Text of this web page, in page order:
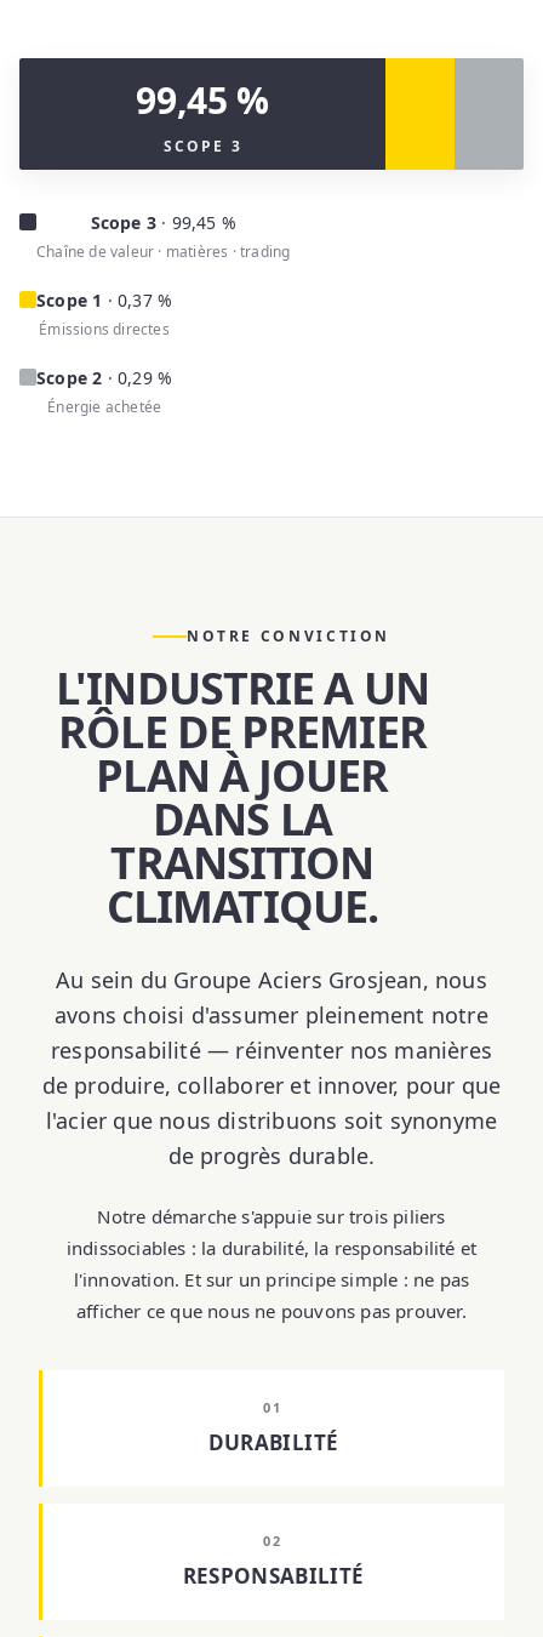
99,45 %
SCOPE 3
Scope 3· 99,45 %
Chaîne de valeur · matières · trading
Scope 1 · 0,37 %
Émissions directes
Scope 2 · 0,29 %
Énergie achetée
NOTRE CONVICTION
L'INDUSTRIE A UN
RÔLE DE PREMIER
PLAN À JOUER
DANS LA
TRANSITION
CLIMATIQUE.
Au sein du Groupe Aciers Grosjean, nous
avons choisi d'assumer pleinement notre
responsabilité — réinventer nos manières
de produire, collaborer et innover, pour que
l'acier que nous distribuons soit synonyme
de progrès durable.
Notre démarche s'appuie sur trois piliers
indissociables : la durabilité, la responsabilité et
l'innovation. Et sur un principe simple : ne pas
afficher ce que nous ne pouvons pas prouver.
01
DURABILITÉ
02
RESPONSABILITÉ